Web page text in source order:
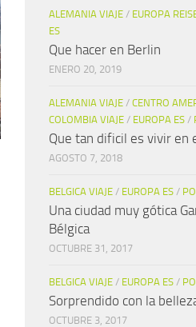
ALEMANIA VIAJE / EUROPA
ES
Que hacer en Berlin
ENERO 20, 2019
ALEMANIA VIAJE / CENTRO
COLOMBIA VIAJE / EUROPA ES /
Que tan dificil es vivir en
AGOSTO 7, 2018
BELGICA VIAJE / EUROPA ES /
Una ciudad muy gótica
Bélgica
OCTUBRE 31, 2017
BELGICA VIAJE / EUROPA ES /
Sorprendido con la
OCTUBRE 3, 2017